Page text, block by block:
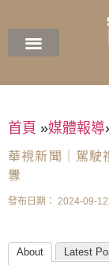
首頁 »媒體報導
華視新聞｜駕駛
釁
發布日期： 2024-09-12
About Latest